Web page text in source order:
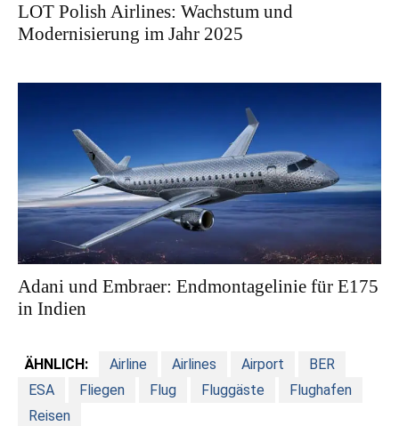
LOT Polish Airlines: Wachstum und
Modernisierung im Jahr 2025
Adani und Embraer: Endmontagelinie für E175
in Indien
ÄHNLICH: Airline Airlines Airport
BER
ESA
Fliegen Flug Fluggäste
Flughafen
Reisen